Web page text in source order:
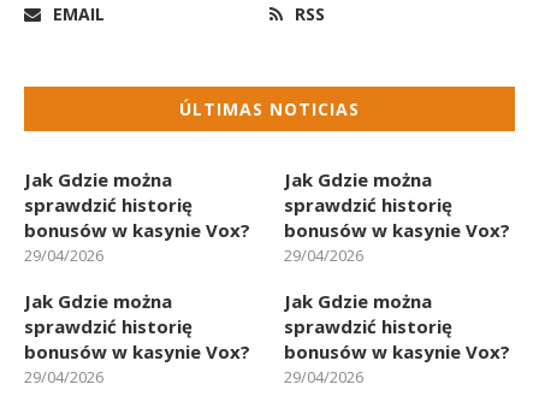
EMAIL RSS
ÚLTIMAS NOTICIAS
Jak Gdzie można
sprawdzić historię
bonusów w kasynie Vox?
29/04/2026
Jak Gdzie można
sprawdzić historię
bonusów w kasynie Vox?
29/04/2026
Jak Gdzie można
sprawdzić historię
bonusów w kasynie Vox?
29/04/2026
Jak Gdzie można
sprawdzić historię
bonusów w kasynie Vox?
29/04/2026